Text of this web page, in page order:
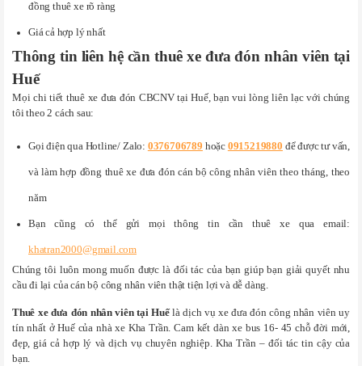
đồng thuê xe rõ ràng
Giá cả hợp lý nhất
Thông tin liên hệ cần thuê xe đưa đón nhân viên tại
Huế
Mọi chi tiết thuê xe đưa đón CBCNV tại Huế, bạn vui lòng liên lạc với chúng
tôi theo 2 cách sau:
Gọi điện qua Hotline/ Zalo: 0376706789 hoặc 0915219880 để được tư vấn,
và làm hợp đồng thuê xe đưa đón cán bộ công nhân viên theo tháng, theo
năm
Bạn cũng có thể gửi mọi thông tin cần thuê xe qua email:
khatran2000@gmail.com
Chúng tôi luôn mong muốn được là đối tác của bạn giúp bạn giải quyết nhu
cầu đi lại của cán bộ công nhân viên thật tiện lợi và dễ dàng.
Thuê xe đưa đón nhân viên tại Huếlà dịch vụ xe đưa đón công nhân viên uy
tín nhất ở Huế của nhà xe Kha Trần. Cam kết dàn xe bus 16- 45 chỗ đời mới,
đẹp, giá cả hợp lý và dịch vụ chuyên nghiệp. Kha Trần – đối tác tin cậy của
bạn.